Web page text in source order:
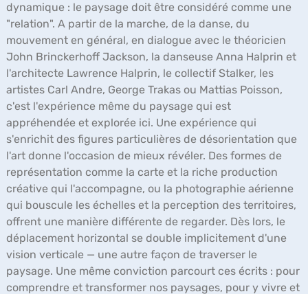
dynamique : le paysage doit être considéré comme une
"relation". A partir de la marche, de la danse, du
mouvement en général, en dialogue avec le théoricien
John Brinckerhoff Jackson, la danseuse Anna Halprin et
l'architecte Lawrence Halprin, le collectif Stalker, les
artistes Carl Andre, George Trakas ou Mattias Poisson,
c'est l'expérience même du paysage qui est
appréhendée et explorée ici. Une expérience qui
s'enrichit des figures particulières de désorientation que
l'art donne l'occasion de mieux révéler. Des formes de
représentation comme la carte et la riche production
créative qui l'accompagne, ou la photographie aérienne
qui bouscule les échelles et la perception des territoires,
offrent une manière différente de regarder. Dès lors, le
déplacement horizontal se double implicitement d'une
vision verticale — une autre façon de traverser le
paysage. Une même conviction parcourt ces écrits : pour
comprendre et transformer nos paysages, pour y vivre et